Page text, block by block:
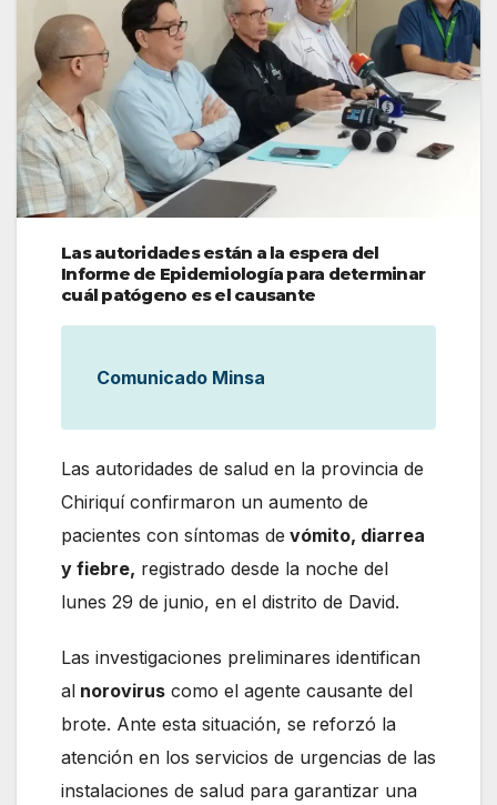
Las autoridades están a la espera del
Informe de Epidemiología para determinar
cuál patógeno es el causante
Comunicado Minsa
Las autoridades de salud en la provincia de
Chiriquí confirmaron un aumento de
pacientes con síntomas de vómito, diarrea
y fiebre, registrado desde la noche del
lunes 29 de junio, en el distrito de David.
Las investigaciones preliminares identifican
al norovirus como el agente causante del
brote. Ante esta situación, se reforzó la
atención en los servicios de urgencias de las
instalaciones de salud para garantizar una